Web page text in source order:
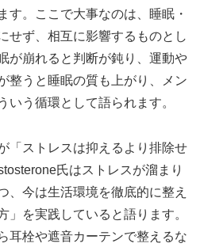
す。ここで大事なのは、睡眠・
せず、相互に影響するものとし
が崩れると判断が鈍り、運動や
整うと睡眠の質も上がり、メン
いう循環として語られます。
「ストレスは抑えるより排除せ
氏はストレスが溜まり
、今は生活環境を徹底的に整え
」を実践していると語ります。
耳栓や遮音カーテンで整えるな